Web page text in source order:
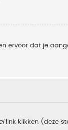
ervoor dat je
link klikken (deze